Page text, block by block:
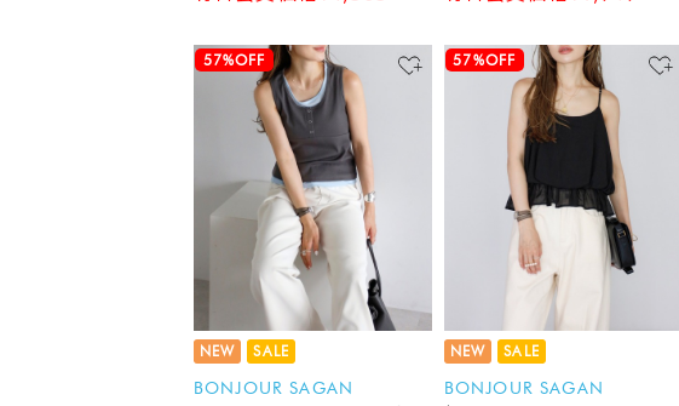
57%OFF
NEW SALE
BONJOUR SAGAN
57%OFF
NEW SALE
BONJOUR SAGAN